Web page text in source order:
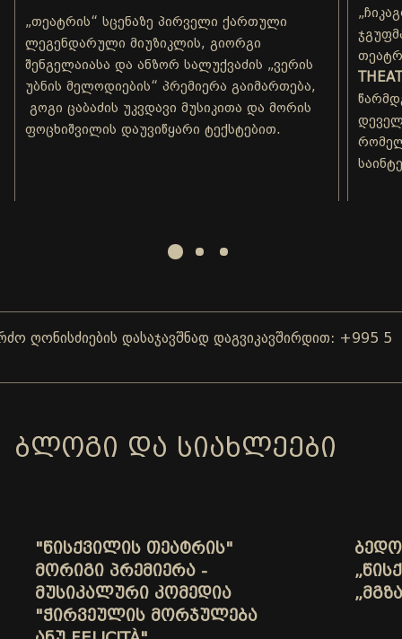
„თეატრის“ სცენაზე პირველი ქართული
ლეგენდარული მიუზიკლის, გიორგი
შენგელაიასა და ანზორ სალუქვაძის „ვერის
უბნის მელოდიების“ პრემიერა გაიმართება,
გოგი ცაბაძის უკვდავი მუსიკითა და მორის
ფოცხიშვილის დაუვიწყარი ტექსტებით.
დასაჯავშნად დაგვიკავშირდით: +995 577
ᲑᲚᲝᲒᲘ ᲓᲐ ᲡᲘᲐᲮᲚᲔᲔᲑᲘ
"ᲬᲘᲡᲥᲕᲘᲚᲘᲡ ᲗᲔᲐᲢᲠᲘᲡ"
ᲛᲝᲠᲘᲒᲘ ᲞᲠᲔᲛᲘᲔᲠᲐ -
ᲛᲣᲡᲘᲙᲐᲚᲣᲠᲘ ᲙᲝᲛᲔᲓᲘᲐ
"ᲭᲘᲠᲕᲔᲣᲚᲘᲡ ᲛᲝᲠᲯᲣᲚᲔᲑᲐ